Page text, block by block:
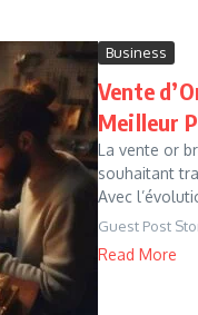
Business
Vente
Meilleur
La vente or
souhaitant
Avec
Guest Post
Read More